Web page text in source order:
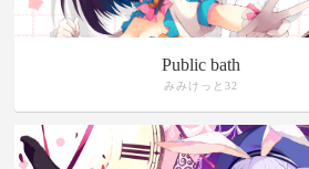
Public bath
みみけっと32